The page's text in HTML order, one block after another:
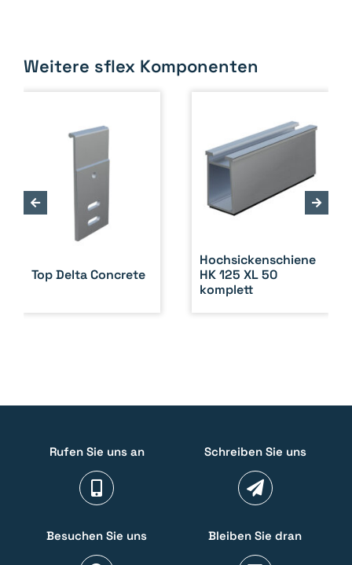
Weitere sflex Komponenten
Top Delta Concrete
Hochsickenschiene
HK 125 XL 50
komplett
Rufen Sie uns an Schreiben Sie uns
Besuchen Sie uns Bleiben Sie dran